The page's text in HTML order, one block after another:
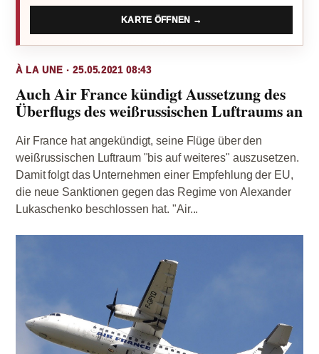
KARTE ÖFFNEN →
À LA UNE · 25.05.2021 08:43
Auch Air France kündigt Aussetzung des
Überflugs des weißrussischen Luftraums an
Air France hat angekündigt, seine Flüge über den
weißrussischen Luftraum "bis auf weiteres" auszusetzen.
Damit folgt das Unternehmen einer Empfehlung der EU,
die neue Sanktionen gegen das Regime von Alexander
Lukaschenko beschlossen hat. "Air...